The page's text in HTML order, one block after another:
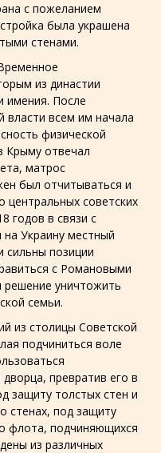
с пожеланием
была украшена
стенами.
издинастии
имения. После
власти всем им начала
физической
Крыму отвечал
матрос
был отчитываться и
центральных советских
годов в связи с
на Украину местный
сильны позиции
с Романовыми
решение уничтожить
семьи.
из столицы Советской
подчиниться воле
превратив его в
защиту толстых стен и
стенах, под защиту
флота, подчиняющихся
из различных